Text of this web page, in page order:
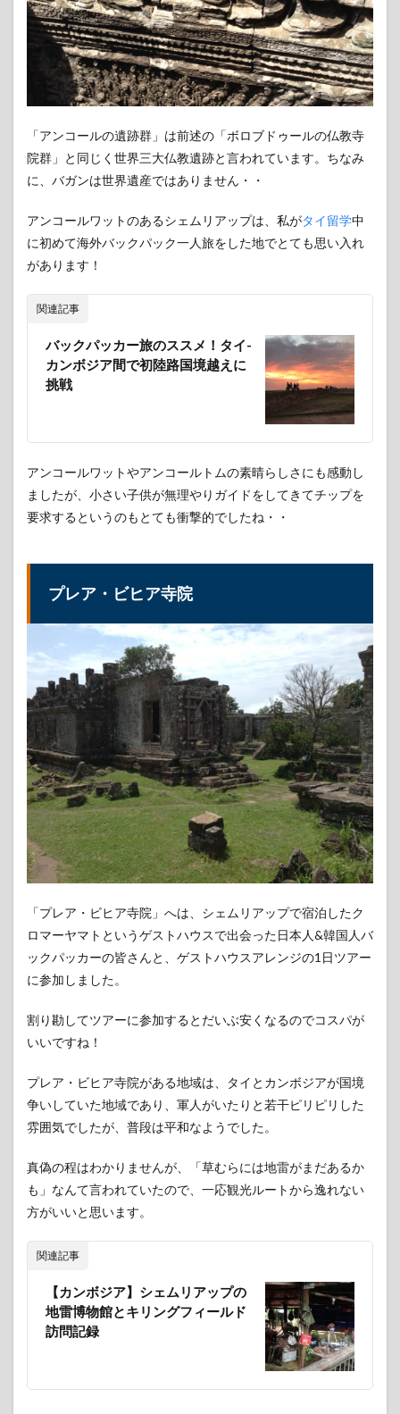
湾
7
ラオ
スの
世界
遺産
古都
ルア
ン・
8
りに
「アンコールの遺跡群」は前述の「ボロブドゥールの仏教寺
院群」と同じく世界三大仏教遺跡と言われています。ちなみ
に、バガンは世界遺産ではありません・・
アンコールワットのあるシェムリアップは、私がタイ留学中
に初めて海外バックパック一人旅をした地でとても思い入れ
があります！
関連記事
バックパッカー旅のススメ！タイ-
カンボジア間で初陸路国境越えに
挑戦
アンコールワットやアンコールトムの素晴らしさにも感動し
ましたが、小さい子供が無理やりガイドをしてきてチップを
要求するというのもとても衝撃的でしたね・・
プレア・ビヒア寺院
「プレア・ビヒア寺院」へは、シェムリアップで宿泊したク
ロマーヤマトというゲストハウスで出会った日本人&韓国人バ
ックパッカーの皆さんと、ゲストハウスアレンジの1日ツアー
に参加しました。
割り勘してツアーに参加するとだいぶ安くなるのでコスパが
いいですね！
プレア・ビヒア寺院がある地域は、タイとカンボジアが国境
争いしていた地域であり、軍人がいたりと若干ピリピリした
雰囲気でしたが、普段は平和なようでした。
真偽の程はわかりませんが、「草むらには地雷がまだあるか
も」なんて言われていたので、一応観光ルートから逸れない
方がいいと思います。
関連記事
【カンボジア】シェムリアップの
地雷博物館とキリングフィールド
訪問記録